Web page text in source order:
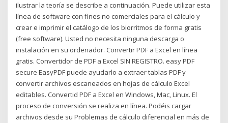
ilustrar la teoría se describe a continuación. Puede utilizar esta
línea de software con fines no comerciales para el cálculo y
crear e imprimir el catálogo de los biorritmos de forma gratis
(free software). Usted no necesita ninguna descarga o
instalación en su ordenador. Convertir PDF a Excel en línea
gratis. Convertidor de PDF a Excel SIN REGISTRO. easy PDF
secure EasyPDF puede ayudarlo a extraer tablas PDF y
convertir archivos escaneados en hojas de cálculo Excel
editables. Convertid PDF a Excel en Windows, Mac, Linux. El
proceso de conversión se realiza en línea. Podéis cargar
archivos desde su Problemas de cálculo diferencial en más de